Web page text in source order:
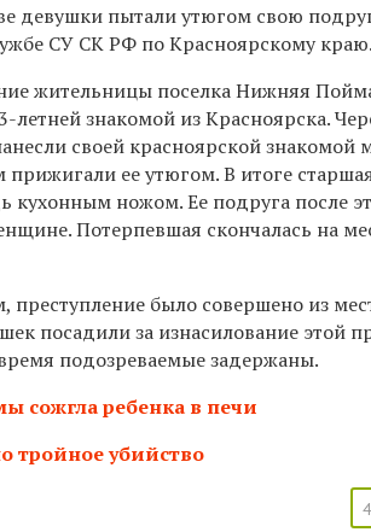
девушки пытали утюгом свою
СУ СК РФ по Красноярскому краю.
жительницы поселка Нижняя
летнейзнакомой из Красноярска.
своей красноярской знакомой
ее утюгом. В итоге
кухонным ножом. Ее подруга после
Потерпевшая скончалась на
было совершено из
посадили за изнасилование этой
подозреваемые задержаны.
ребенка в печи
тройное убийство